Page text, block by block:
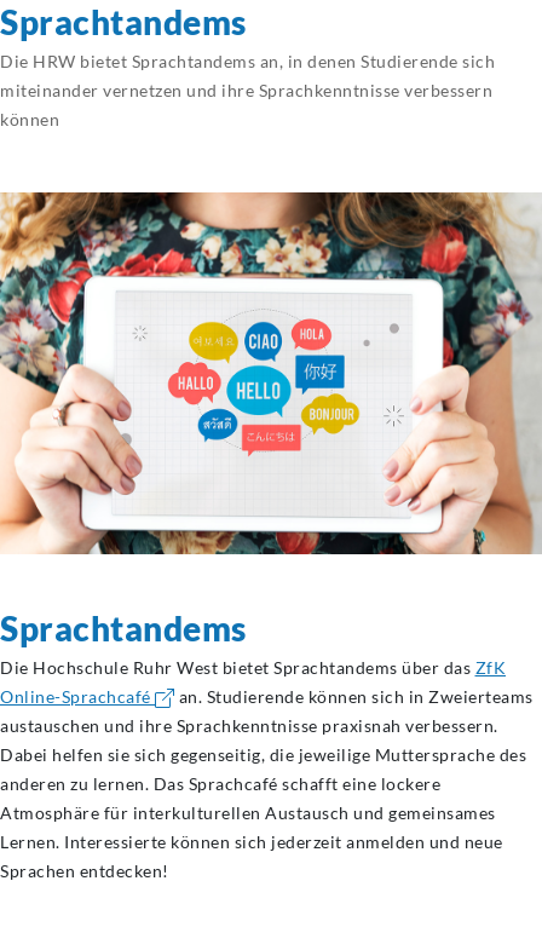
Sprachtandems
Die HRW bietet Sprachtandems an, in denen Studierende sich
miteinander vernetzen und ihre Sprachkenntnisse verbessern
können
Sprachtandems
Die Hochschule Ruhr West bietet Sprachtandems über das ZfK
Online-Sprachcafé
an. Studierende können sich in Zweierteams
austauschen und ihre Sprachkenntnisse praxisnah verbessern.
Dabei helfen sie sich gegenseitig, die jeweilige Muttersprache des
anderen zu lernen. Das Sprachcafé schafft eine lockere
Atmosphäre für interkulturellen Austausch und gemeinsames
Lernen. Interessierte können sich jederzeit anmelden und neue
Sprachen entdecken!